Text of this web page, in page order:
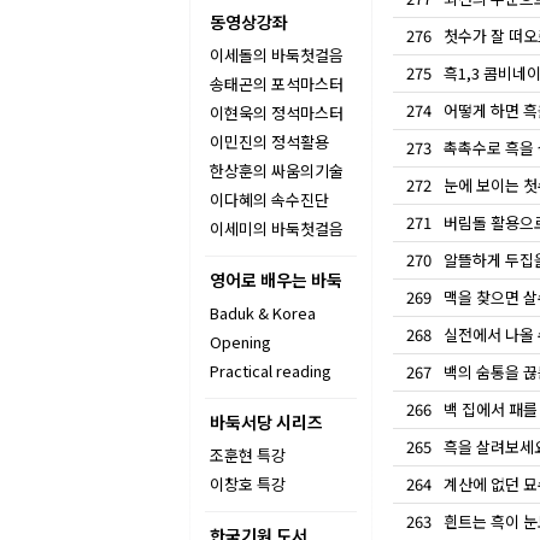
동영상강좌
이세돌의 바둑첫걸음
송태곤의 포석마스터
이현욱의 정석마스터
이민진의 정석활용
한상훈의 싸움의기술
이다혜의 속수진단
이세미의 바둑첫걸음
영어로 배우는 바둑
Baduk & Korea
Opening
Practical reading
바둑서당 시리즈
조훈현 특강
이창호 특강
한국기원 도서
276
첫수가 잘 떠
275 흑1,3 콤비네
274
어떻게 하면
273 촉촉수로 흑을
272
눈에 보이는
271
버림돌 활용으
270
알뜰하게 두
269
맥을 찾으면
268
실전에서 나
267
백의 숨통을
266
백 집에서 패
265 흑을 살려보세
264 계산에 없던
263 흰트는 흑이